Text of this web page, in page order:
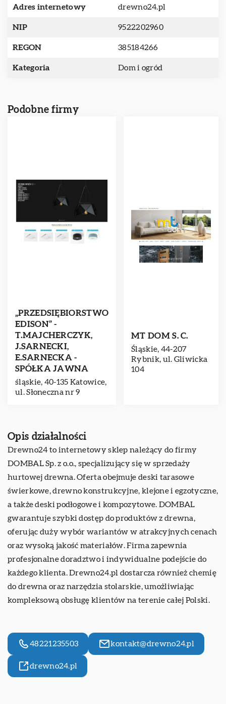
Adres internetowy drewno24.pl
NIP 9522202960
REGON 385184266
Kategoria Dom i ogród
Podobne firmy
„PRZEDSIĘBIORSTWO
EDISON” ­
T.MAJCHERCZYK,
J.SARNECKI,
E.SARNECKA ­
SPÓŁKA JAWNA
śląskie, 40-135 Katowice,
ul. Słoneczna nr 9
MT DOM S. C.
Śląskie, 44-207
Rybnik, ul. Gliwicka
104
Opis działalności
Drewno24 to internetowy sklep należący do firmy
DOMBAL Sp. z o.o., specjalizujący się w sprzedaży
hurtowej drewna. Oferta obejmuje deski tarasowe
świerkowe, drewno konstrukcyjne, klejone i egzotyczne,
a także deski podłogowe i kompozytowe. DOMBAL
gwarantuje szybki dostęp do produktów z drewna,
oferując duży wybór wariantów w atrakcyjnych cenach
oraz wysoką jakość materiałów. Firma zapewnia
profesjonalne doradztwo i indywidualne podejście do
każdego klienta. Drewno24.pl dostarcza również chemię
do drewna oraz narzędzia stolarskie, umożliwiając
kompleksową obsługę klientów na terenie całej Polski.
48221235503 kontakt@drewno24.pl
drewno24.pl